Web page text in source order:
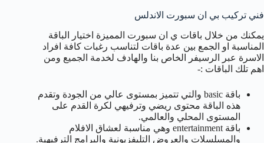
فني تركيب بي ان سبورت الاندلس
يمكنك من خلال باقات ي ان سبورت المميزة اختيار الباقة
المناسبة او الجمع بين عدة باقات لتناسب رغبات كافة افراد
الاسرة عبر الرسيفر الخاص بنا والهادف لخدمة الجميع ومن
اهم تلك الباقات :-
باقة basic والتي تتميز بمستوى عالي من الجودة وتقدم
هذه الباقة محتوى ريضي وترفيهي لكرة القدم على
المستوى المحلي والعالمي.
باقة entertainment وهي مناسبة لعشاق الافلام
والمسلسلات والعروض التليفزيونية والبرامج الترفيهية.